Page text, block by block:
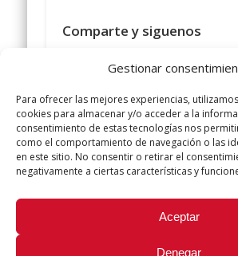
Gestionar
Para ofrecer las mejores experiencias,
cookies para almacenar y/o acceder a la
consentimiento de estas tecnologías nos
como el comportamiento de navegación o las
en este sitio. No consentir o retirar el
negativamente a ciertas características y
Aceptar
Denegar
Comparte y siguenos
https://
#sindicatopolicialocalugt
+Sindicato Policía Local
twitter.com/
http://
Did you like this article? Share it with